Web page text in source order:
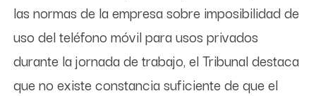
las normas de la empresa sobre imposibilidad de
uso del teléfono móvil para usos privados
durante la jornada de trabajo, el Tribunal destaca
que no existe constancia suficiente de que el